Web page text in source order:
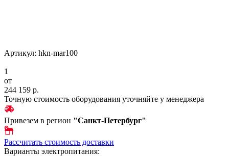
Артикул: hkn-mar100
1
от
244 159 р.
Точную стоимость оборудования уточняйте у менеджера
Привезем в регион "Санкт-Петербург"
Рассчитать стоимость доставки
Варианты электропитания: